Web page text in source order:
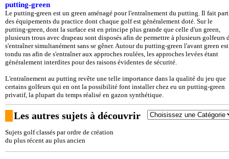
putting-green
Le putting-green est un green aménagé pour l'entraînement du putting. Il fait
des équipements du practice dont chaque golf est généralement doté. Sur le
putting-green, dont la surface est en principe plus grande que celle d'un green,
plusieurs trous avec drapeau sont disposés afin de permettre à plusieurs golfeurs
s'entraîner simultanément sans se gêner. Autour du putting-green l'avant green est
tondu ras afin de s'entraîner aux approches roulées, les approches levées étant
généralement interdites pour des raisons évidentes de sécurité.
L'entraînement au putting revête une telle importance dans la qualité du jeu que
certains golfeurs qui en ont la possibilité font installer chez eu un putting-green
privatif, la plupart du temps réalisé en gazon synthétique.
Les autres sujets à découvrir
Sujets golf classés par ordre de création
du plus récent au plus ancien